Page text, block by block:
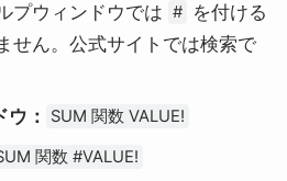
プウィンドウでは #
を付ける
せん。公式サイトでは検索で
：
SUM 関数 VALUE!
関数 #VALUE!